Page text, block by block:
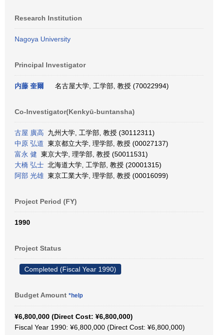
Research Institution
Nagoya University
Principal Investigator
内藤 奎爾 名古屋大学, 工学部, 教授 (70022994)
Co-Investigator(Kenkyū-buntansha)
古屋 廣高 九州大学, 工学部, 教授 (30112311)
中原 弘道 東京都立大学, 理学部, 教授 (00027137)
富永 健 東京大学, 理学部, 教授 (50011531)
大橋 弘士 北海道大学, 工学部, 教授 (20001315)
阿部 光雄 東京工業大学, 理学部, 教授 (00016099)
Project Period (FY)
1990
Project Status
Completed (Fiscal Year 1990)
Budget Amount *help
¥6,800,000 (Direct Cost: ¥6,800,000)
Fiscal Year 1990: ¥6,800,000 (Direct Cost: ¥6,800,000)